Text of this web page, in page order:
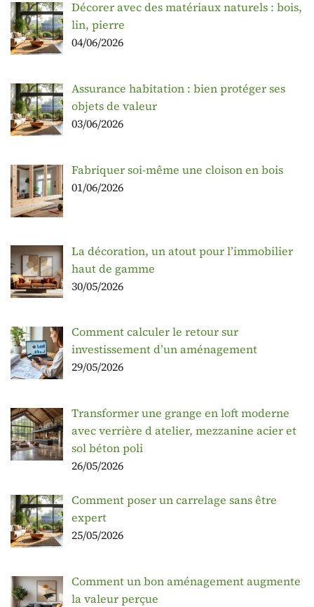
Décorer avec des matériaux naturels : bois,
lin, pierre
04/06/2026
Assurance habitation : bien protéger ses
objets de valeur
03/06/2026
Fabriquer soi-même une cloison en bois
01/06/2026
La décoration, un atout pour l’immobilier
haut de gamme
30/05/2026
Comment calculer le retour sur
investissement d’un aménagement
29/05/2026
Transformer une grange en loft moderne
avec verrière d atelier, mezzanine acier et
sol béton poli
26/05/2026
Comment poser un carrelage sans être
expert
25/05/2026
Comment un bon aménagement augmente
la valeur perçue